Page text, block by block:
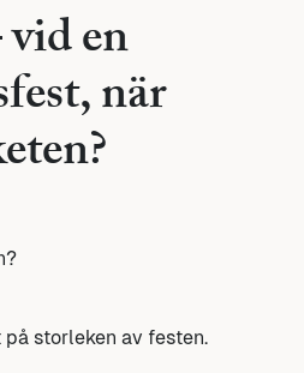
en
när
storleken av festen.